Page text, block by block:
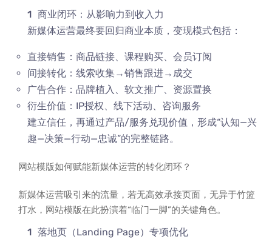
商业闭环：从影响力到收入力
新媒体运营最终要回归商业本质，变现模式包括：
直接销售：商品链接、课程购买、会员订阅
间接转化：线索收集→销售跟进→成交
广告合作：品牌植入、软文推广、资源置换
衍生价值：IP授权、线下活动、咨询服务
建立信任，再通过产品/服务兑现价值，形成“认知—兴
趣—决策—行动—忠诚”的完整链路。
网站模版如何赋能新媒体运营的转化闭环？
新媒体运营吸引来的流量，若无高效承接页面，无异于竹篮
打水，网站模版在此扮演着“临门一脚”的关键角色。
落地页（Landing Page）专项优化